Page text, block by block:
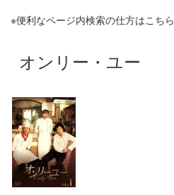
※便利なページ内検索の仕方はこちら
オンリー・ユー